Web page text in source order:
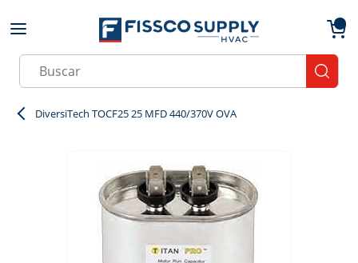
Skip to main content
Site Search
DiversiTech TOCF25 25 MFD 440/370V OVA